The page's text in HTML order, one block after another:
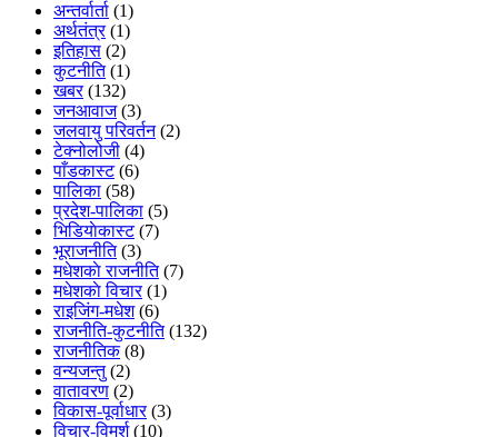
अन्तर्वार्ता (1)
अर्थतंत्र(1)
इतिहास (2)
कुटनीति(1)
खबर(132)
जनआवाज(3)
जलवायु परिवर्तन(2)
टेक्नोलोजी (4)
पाँडकास्ट(6)
पालिका (58)
प्रदेश-पालिका (5)
भिडियाेकास्ट(7)
भूराजनीति(3)
मधेशकाे राजनीति(7)
मधेशकाे विचार(1)
राइजिंग-मधेश(6)
राजनीति-कुटनीति(132)
राजनीतिक(8)
वन्यजन्तु(2)
वातावरण (2)
विकास-पूर्वाधार(3)
विचार-विमर्श(10)